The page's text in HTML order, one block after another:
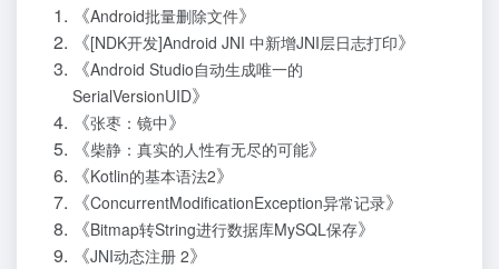
《Android批量删除文件》
《[NDK开发]Android JNI 中新增JNI层日志打印》
《Android Studio自动生成唯一的
SerialVersionUID》
《张枣：镜中》
《柴静：真实的人性有无尽的可能》
《Kotlin的基本语法2》
《ConcurrentModificationException异常记录》
《Bitmap转String进行数据库MySQL保存》
《JNI动态注册 2》